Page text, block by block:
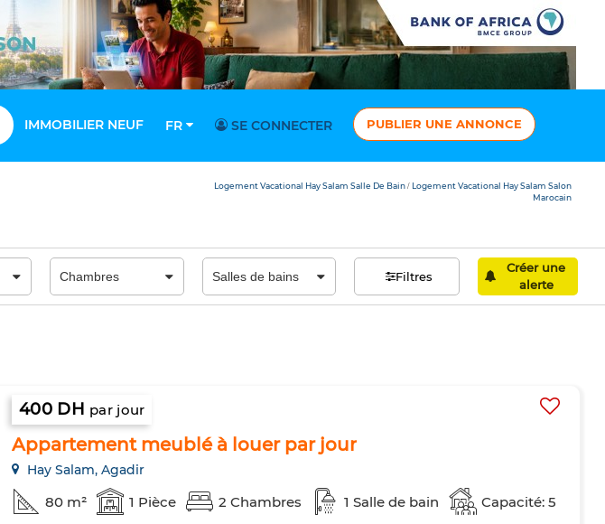
IMMOBILIER NEUF FR SE CONNECTER PUBLIER UNE ANNONCE
Logement Vacational Hay Salam Salle De Bain / Logement Vacational Hay Salam Salon
Marocain
Filtres
Créer une
alerte
400 DH par jour
Appartement meublé à louer par jour
Hay Salam, Agadir
80 m² 1 Pièce 2 Chambres 1 Salle de bain Capacité: 5